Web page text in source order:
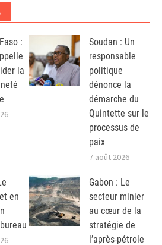
:
la
Soudan : Un
responsable
politique
dénonce la
démarche du
Quintette sur le
processus de
paix
7 août 2026
en
Gabon : Le
secteur minier
au cœur de la
stratégie de
l’après-pétrole